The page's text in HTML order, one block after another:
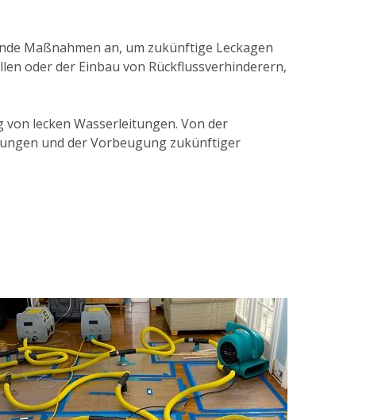
Maßnahmen an, um zukünftige Leckagen
oder der Einbau von Rückflussverhinderern,
lecken Wasserleitungen. Von der
und der Vorbeugung zukünftiger